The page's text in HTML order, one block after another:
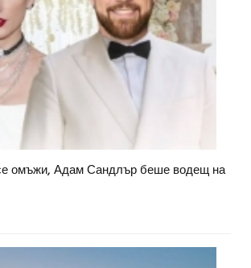
омъжи, Адам Сандлър беше водещ на